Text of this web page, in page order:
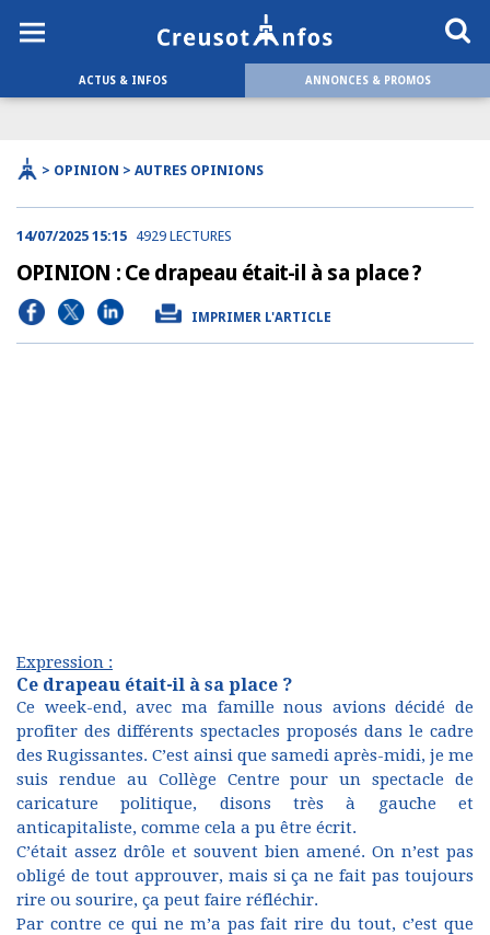
ACTUS & INFOS ANNONCES & PROMOS
> OPINION > AUTRES OPINIONS
14/07/2025 15:15 4929 LECTURES
OPINION : Ce drapeau était-il à sa place ?
IMPRIMER L'ARTICLE
Expression :
Ce drapeau était-il à sa place ?
Ce week-end, avec ma famille nous avions décidé de
profiter des différents spectacles proposés dans le cadre
des Rugissantes. C’est ainsi que samedi après-midi, je me
suis rendue au Collège Centre pour un spectacle de
caricature politique, disons très à gauche et
anticapitaliste, comme cela a pu être écrit.
C’était assez drôle et souvent bien amené. On n’est pas
obligé de tout approuver, mais si ça ne fait pas toujours
rire ou sourire, ça peut faire réfléchir.
Par contre ce qui ne m’a pas fait rire du tout, c’est que